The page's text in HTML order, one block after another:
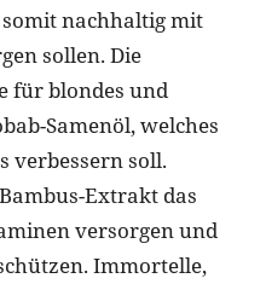
nachhaltig mit
sollen. Die
für blondes und
Samenöl, welches
verbessern soll.
Extrakt das
versorgen und
Immortelle,